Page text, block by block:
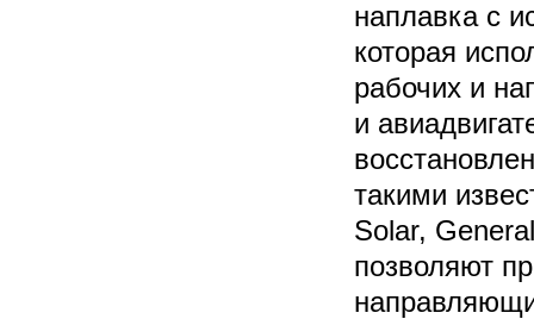
наплавка с
которая
рабочих и
и
такими
Solar,
позволяют